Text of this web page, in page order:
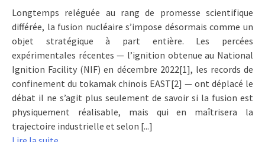
Longtemps reléguée au rang de promesse scientifique
différée, la fusion nucléaire s’impose désormais comme un
objet stratégique à part entière. Les percées
expérimentales récentes — l’ignition obtenue au National
Ignition Facility (NIF) en décembre 2022[1], les records de
confinement du tokamak chinois EAST[2] — ont déplacé le
débat il ne s’agit plus seulement de savoir si la fusion est
physiquement réalisable, mais qui en maîtrisera la
trajectoire industrielle et selon [...]